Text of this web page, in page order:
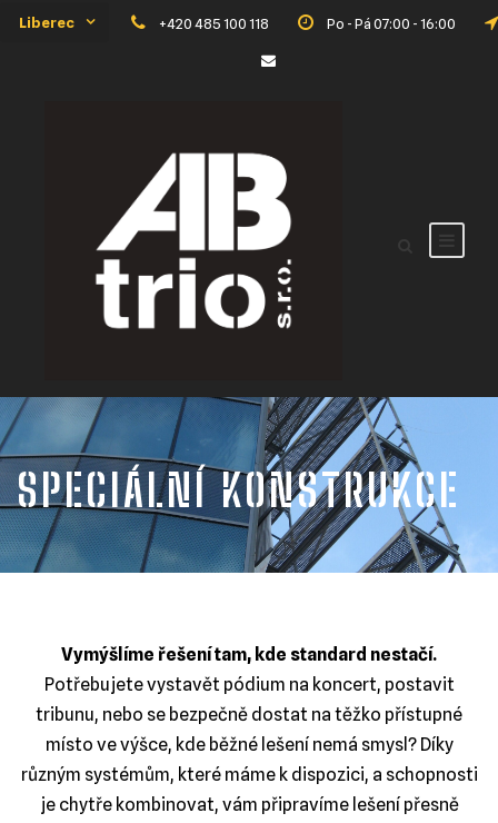
Liberec +420 485 100 118 Po - Pá 07:00 - 16:00
SPECIÁLNÍ KONSTRUKCE
Vymýšlíme řešení tam, kde standard nestačí.
Potřebujete vystavět pódium na koncert, postavit
tribunu, nebo se bezpečně dostat na těžko přístupné
místo ve výšce, kde běžné lešení nemá smysl? Díky
různým systémům, které máme k dispozici, a schopnosti
je chytře kombinovat, vám připravíme lešení přesně